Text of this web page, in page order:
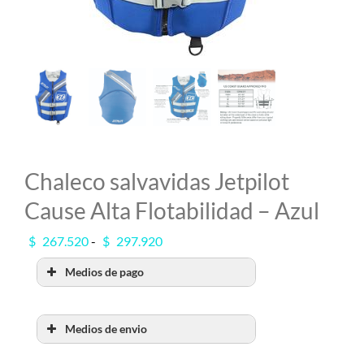
Chaleco salvavidas Jetpilot
Cause Alta Flotabilidad – Azul
$ 267.520- $ 297.920Rango
de
desde
Medios de pago
Medios de envio